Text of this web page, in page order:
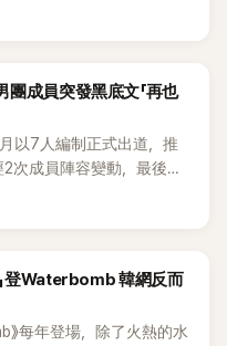
成員突發黑底文「再也
以7人編制正式出道，推
2次成員陣容變動，最後一
〉。沒想到出道不到2年，
登Waterbomb 韓網反而
》每年登場，除了火熱的水